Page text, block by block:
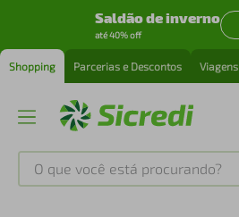
Saldão de inverno
até 40% off
Shopping Parcerias e Descontos Viagens
O que você está procurando?